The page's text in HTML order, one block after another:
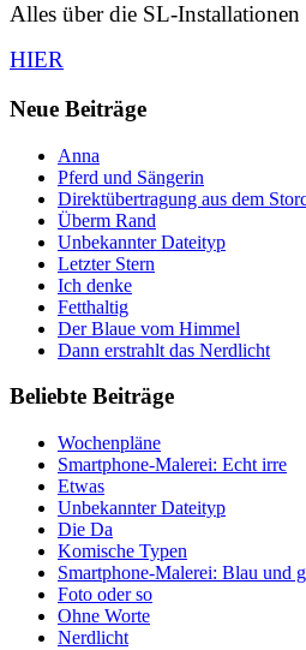
Alles über die SL-
HIER
Neue Beiträge
Anna
Pferd und Sängerin
Direktübertragung aus dem
Überm Rand
Unbekannter Dateityp
Letzter Stern
Ich denke
Fetthaltig
Der Blaue vom Himmel
Dann erstrahlt das Nerdlicht
Beliebte Beiträge
Wochenpläne
Smartphone-Malerei: Echt irre
Etwas
Unbekannter Dateityp
Die Da
Komische Typen
Smartphone-Malerei: Blau und
Foto oder so
Ohne Worte
Nerdlicht